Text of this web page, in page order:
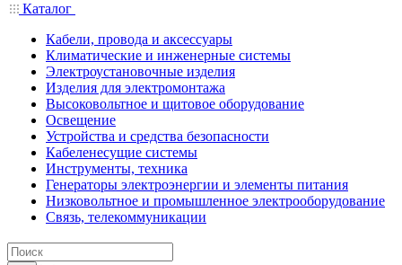
Каталог
Кабели, провода и аксессуары
Климатические и инженерные системы
Электроустановочные изделия
Изделия для электромонтажа
Высоковольтное и щитовое оборудование
Освещение
Устройства и средства безопасности
Кабеленесущие системы
Инструменты, техника
Генераторы электроэнергии и элементы питания
Низковольтное и промышленное электрооборудование
Связь, телекоммуникации